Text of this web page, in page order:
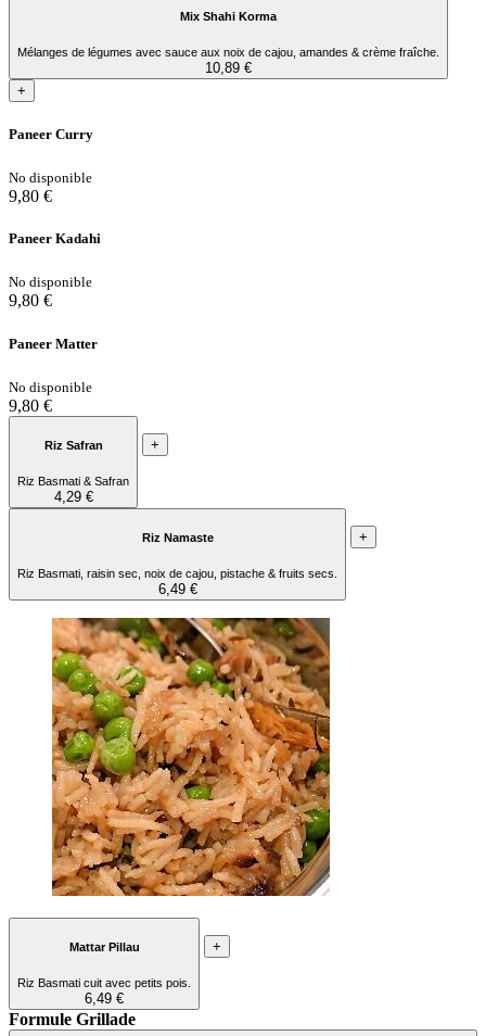
Mix Shahi Korma
Mélanges de légumes avec sauce aux noix de cajou, amandes & crème fraîche.
10,89 €
+
Paneer Curry
No disponible
9,80 €
Paneer Kadahi
No disponible
9,80 €
Paneer Matter
No disponible
9,80 €
Riz Safran
Riz Basmati & Safran
4,29 €
+
Riz Namaste
Riz Basmati, raisin sec, noix de cajou, pistache & fruits secs.
6,49 €
+
Mattar Pillau
Riz Basmati cuit avec petits pois.
6,49 €
+
Formule Grillade